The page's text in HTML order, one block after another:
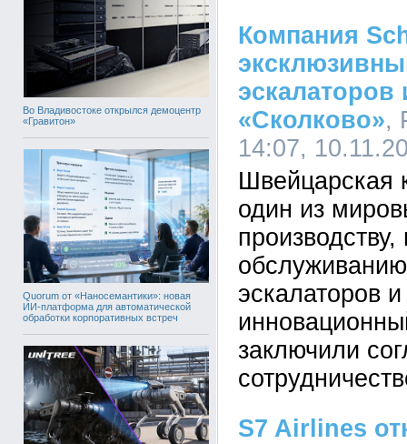
Во Владивостоке открылся демоцентр
«Гравитон»
Quorum от «Наносемантики»: новая
ИИ-платформа для автоматической
обработки корпоративных встреч
Компания
«Сколково»,
14:07,
Швейцарская
один из
эскалаторов
заключили
S7 Airlines